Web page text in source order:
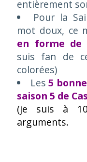
entièrement
Pour la
mot doux, ce
en forme de
suis fan de
colorées)
Les5
saison 5 de
(je suis à
arguments.